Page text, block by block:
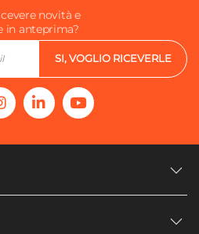
novità e
in anteprima?
SI, VOGLIO RICEVERLE